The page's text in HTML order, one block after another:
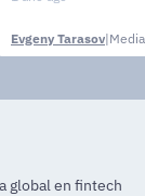
Evgeny Tarasov|
global en fintech